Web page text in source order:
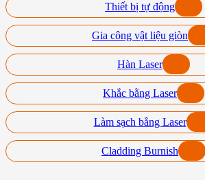
Thiết bị tự động
Gia công vật liệu giòn
Hàn Laser
Khắc bằng Laser
Làm sạch bằng Laser
Cladding Burnish